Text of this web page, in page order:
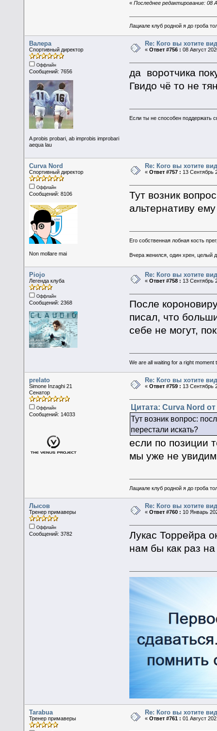
« Последнее редактирование: 08
Лациале клуб родной я до гроба
Валера
Спортивный директор
Оффлайн
Сообщений: 7656
A probis probari, ab improbis improbari
aequa lau
Re: Кого вы хотите
«Ответ #756 : 08 Август
да воротчика
Гвидо чё то не
Если ты не способен поддержать
Curva Nord
Спортивный директор
Оффлайн
Сообщений: 8106
Non mollare mai
Re: Кого вы хотите
«Ответ #757 : 13 Сентябрь
Тут возник
альтернативу
Его собственная лобная кость
Вчера женился, один хрен, целый
Piojo
Легенда клуба
Оффлайн
Сообщений: 2368
Re: Кого вы хотите
«Ответ #758 : 13 Сентябрь
После
писал, что
себе не могут,
We are all waiting for a right moment
prelato
Simone Inzaghi 21
Сенатор
Оффлайн
Сообщений: 14033
Re: Кого вы хотите
«Ответ #759 : 13 Сентябрь
Цитата: Curva Nord
Тут возник вопрос:
перестали искать?
если по позиции
мы уже не
Лациале клуб родной я до гроба
Лысов
Тренер примаверы
Оффлайн
Сообщений: 3782
Re: Кого вы хотите
«Ответ #760 : 10 Январь
Лукас Торрейра
нам бы как раз
Tarabua
Тренер примаверы
Re: Кого вы хотите
«Ответ #761 : 01 Август